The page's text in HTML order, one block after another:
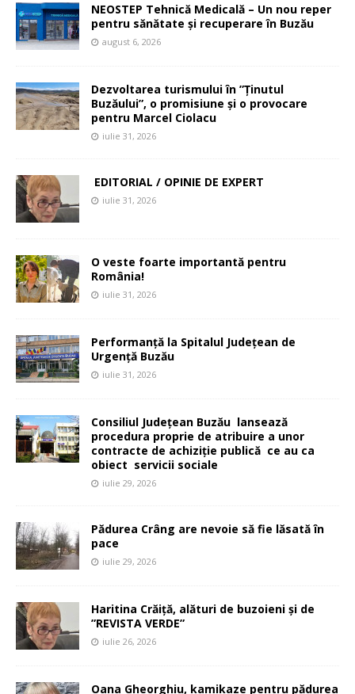
NEOSTEP Tehnică Medicală – Un nou reper
pentru sănătate și recuperare în Buzău
august 6, 2026
Dezvoltarea turismului în ”Ținutul
Buzăului”, o promisiune și o provocare
pentru Marcel Ciolacu
iulie 31, 2026
EDITORIAL / OPINIE DE EXPERT
iulie 31, 2026
O veste foarte importantă pentru
România!
iulie 31, 2026
Performanță la Spitalul Județean de
Urgență Buzău
iulie 31, 2026
Consiliul Județean Buzău lansează
procedura proprie de atribuire a unor
contracte de achiziție publică ce au ca
obiect servicii sociale
iulie 29, 2026
Pădurea Crâng are nevoie să fie lăsată în
pace
iulie 29, 2026
Haritina Crăiță, alături de buzoieni și de
”REVISTA VERDE”
iulie 26, 2026
Oana Gheorghiu, kamikaze pentru pădurea